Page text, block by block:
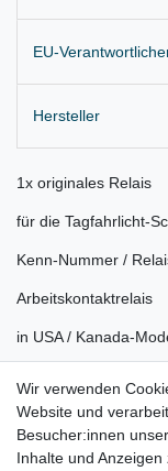
EU-
Hersteller
1x originales Relais
für die Tagfahrlicht-
Kenn-Nummer /
Arbeitskontaktrelais
in USA / Kanada-
für:
VW New Beetle Bj.
Wir verwenden
Website und
Besucher:innen
Inhalte und